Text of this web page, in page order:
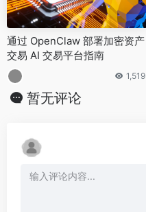
通过 OpenClaw 部署加密资产
交易 AI 交易平台指南
1,519
暂无评论